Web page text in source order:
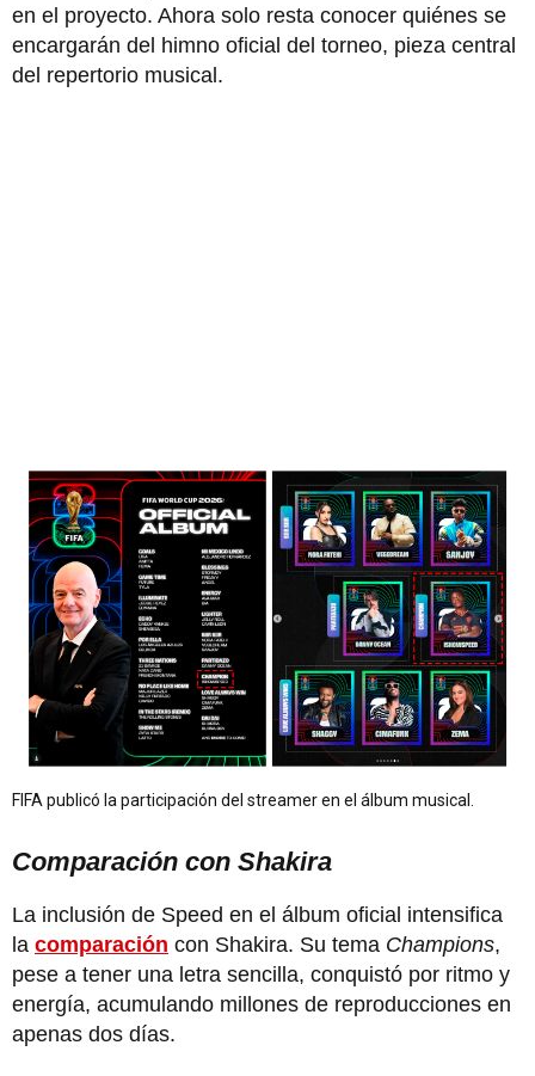
en el proyecto. Ahora solo resta conocer quiénes se
encargarán del himno oficial del torneo, pieza central
del repertorio musical.
FIFA publicó la participación del streamer en el álbum musical.
Comparación con Shakira
La inclusión de Speed en el álbum oficial intensifica
la comparación con Shakira. Su tema Champions,
pese a tener una letra sencilla, conquistó por ritmo y
energía, acumulando millones de reproducciones en
apenas dos días.